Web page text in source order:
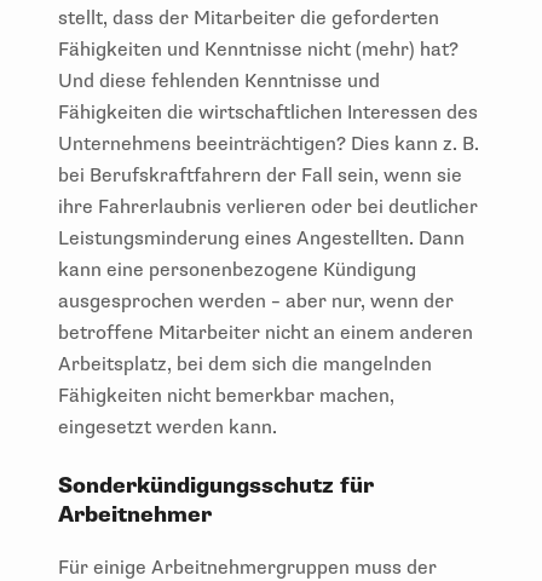
stellt, dass der Mitarbeiter die geforderten
Fähigkeiten und Kenntnisse nicht (mehr) hat?
Und diese fehlenden Kenntnisse und
Fähigkeiten die wirtschaftlichen Interessen des
Unternehmens beeinträchtigen? Dies kann z. B.
bei Berufskraftfahrern der Fall sein, wenn sie
ihre Fahrerlaubnis verlieren oder bei deutlicher
Leistungsminderung eines Angestellten. Dann
kann eine personenbezogene Kündigung
ausgesprochen werden – aber nur, wenn der
betroffene Mitarbeiter nicht an einem anderen
Arbeitsplatz, bei dem sich die mangelnden
Fähigkeiten nicht bemerkbar machen,
eingesetzt werden kann.
Sonderkündigungsschutz für
Arbeitnehmer
Für einige Arbeitnehmergruppen muss der